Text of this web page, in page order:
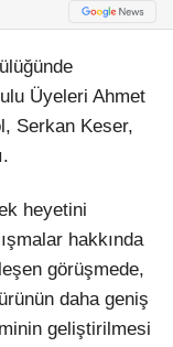
Üyeleri Ahmet
Serkan Keser,
heyetini
hakkında
görüşmede,
daha geniş
geliştirilmesi